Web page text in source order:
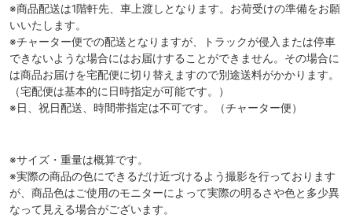
※商品配送は1階軒先、車上渡しとなります。お荷受けの準備をお願
いいたします。
※チャーター便での配送となりますが、トラックが侵入または停車
できないような場合にはお届けすることができません。その場合に
は商品お届けを宅配便に切り替えますので別途送料がかかります。
（宅配便は基本的に日時指定が可能です。）
※日、祝日配送、時間帯指定は不可です。（チャーター便）
※サイズ・重量は概算です。
※実際の商品の色にできるだけ近づけるよう撮影を行っております
が、商品色はご使用のモニターによって実際の明るさや色と多少異
なって見える場合がございます。